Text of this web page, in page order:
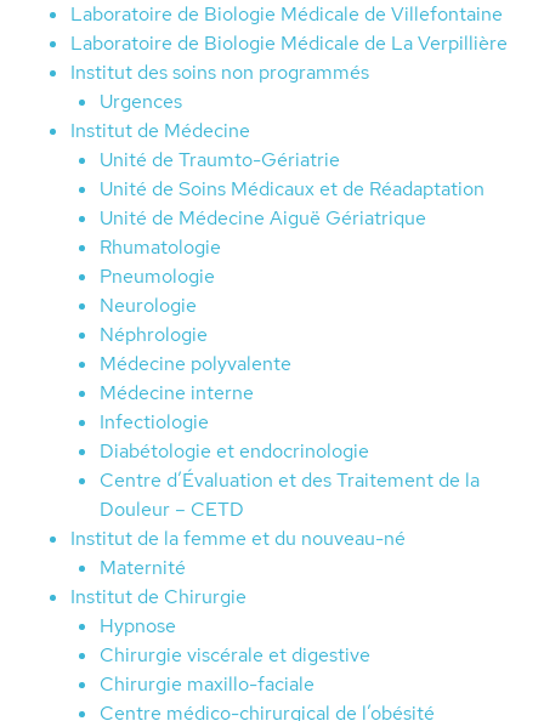
Laboratoire de Biologie Médicale de Villefontaine
Laboratoire de Biologie Médicale de La Verpillière
Institut des soins non programmés
Urgences
Institut de Médecine
Unité de Traumto-Gériatrie
Unité de Soins Médicaux et de Réadaptation
Unité de Médecine Aiguë Gériatrique
Rhumatologie
Pneumologie
Neurologie
Néphrologie
Médecine polyvalente
Médecine interne
Infectiologie
Diabétologie et endocrinologie
Centre d’Évaluation et des Traitement de la
Douleur – CETD
Institut de la femme et du nouveau-né
Maternité
Institut de Chirurgie
Hypnose
Chirurgie viscérale et digestive
Chirurgie maxillo-faciale
Centre médico-chirurgical de l’obésité